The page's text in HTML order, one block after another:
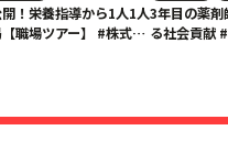
！栄養指導から1人1人
職場ツアー】 #株式会
3年目の薬剤